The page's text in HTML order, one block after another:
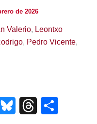
de 2026
Valerio, Leontxo
, Pedro Vicente,